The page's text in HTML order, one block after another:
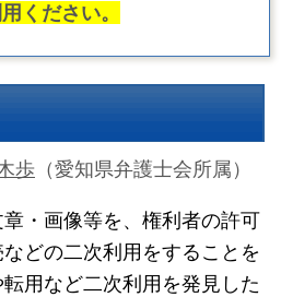
ください。
歩 （愛知県弁護士会所属）
・画像等を、権利者の許可
どの二次利用をすることを
用など二次利用を発見した